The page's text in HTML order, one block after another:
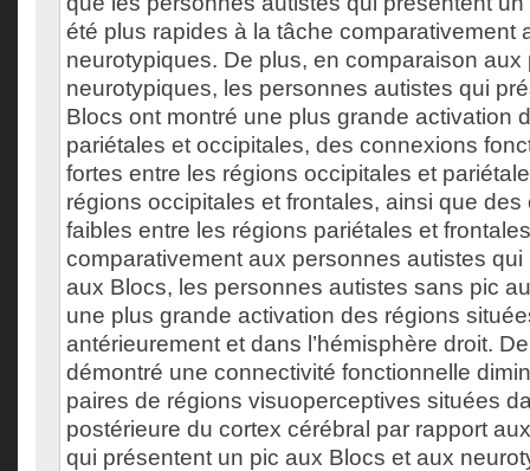
été plus rapides à la tâche comparativement
neurotypiques. De plus, en comparaison aux
neurotypiques, les personnes autistes qui
Blocs ont montré une plus grande activation
pariétales et occipitales, des connexions
fortes entre les régions occipitales et
régions occipitales et frontales, ainsi que
faibles entre les régions pariétales et
comparativement aux personnes autistes
aux Blocs, les personnes autistes sans pic
une plus grande activation des régions
antérieurement et dans l’hémisphère droit.
démontré une connectivité fonctionnelle
paires de régions visuoperceptives situées
postérieure du cortex cérébral par rapport
qui présentent un pic aux Blocs et aux